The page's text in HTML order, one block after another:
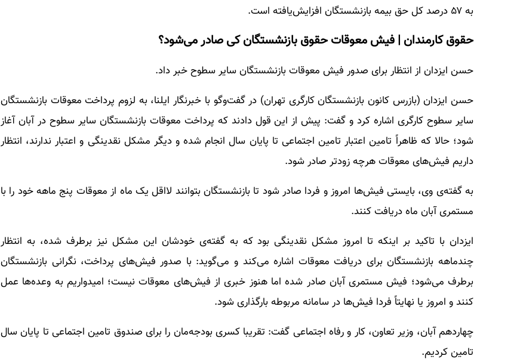
به ۵۷ درصد کل حق بیمه بازنشستگان افزایش‌یافته است.
حقوق کارمندان | فیش معوقات حقوق بازنشستگان کی صادر می‌شود؟
حسن ایزدان از انتظار برای صدور فیش معوقات بازنشستگان سایر سطوح خبر داد.
حسن ایزدان (بازرس کانون بازنشستگان کارگری تهران) در گفت‌وگو با خبرنگار ایلنا، به لزوم پرداخت معوقات بازنشستگان
سایر سطوح کارگری اشاره کرد و گفت: پیش از این قول دادند که پرداخت معوقات بازنشستگان سایر سطوح در آبان آغاز
شود؛ حالا که ظاهراً تامین اعتبار تامین اجتماعی تا پایان سال انجام شده و دیگر مشکل نقدینگی و اعتبار ندارند، انتظار
داریم فیش‌های معوقات هرچه زودتر صادر شود.
به گفته‌ی وی، بایستی فیش‌ها امروز و فردا صادر شود تا بازنشستگان بتوانند لااقل یک ماه از معوقات پنج ماهه خود را با
مستمری آبان ماه دریافت کنند.
ایزدان با تاکید بر اینکه تا امروز مشکل نقدینگی بود که به گفته‌ی خودشان این مشکل نیز برطرف شده، به انتظار
چندماهه بازنشستگان برای دریافت معوقات اشاره می‌کند و می‌گوید: با صدور فیش‌های پرداخت، نگرانی بازنشستگان
برطرف می‌شود؛ فیش مستمری آبان صادر شده اما هنوز خبری از فیش‌های معوقات نیست؛ امیدواریم به وعده‌ها عمل
کنند و امروز یا نهایتاً فردا فیش‌ها در سامانه مربوطه بارگذاری شود.
چهاردهم آبان، وزیر تعاون، کار و رفاه اجتماعی گفت: تقریبا کسری بودجه‌مان را برای صندوق تامین اجتماعی تا پایان سال
تامین کردیم.